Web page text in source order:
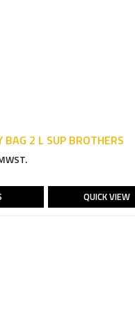
BAG 2 L SUP BROTHERS
QUICK VIEW